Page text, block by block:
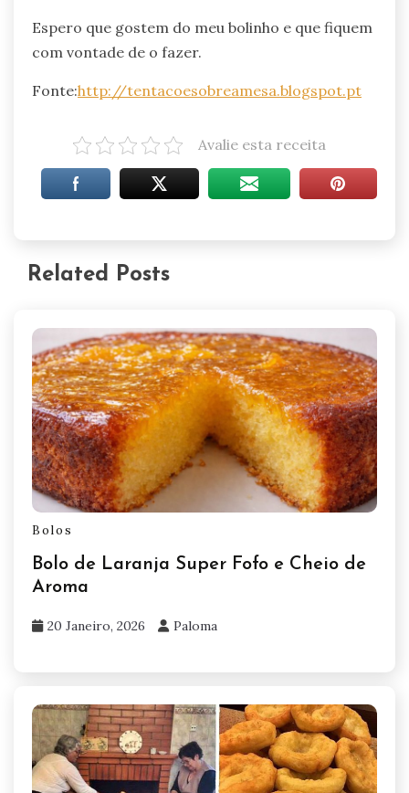
Espero que gostem do meu bolinho e que fiquem
com vontade de o fazer.
Fonte:http://tentacoesobreamesa.blogspot.pt
Avalie esta receita
Related Posts
Bolos
Bolo de Laranja Super Fofo e Cheio de
Aroma
20 Janeiro, 2026 Paloma